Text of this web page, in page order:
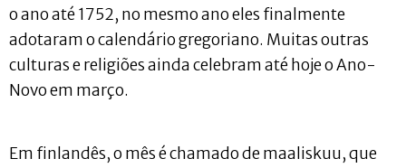
o ano até 1752, no mesmo ano eles finalmente
adotaram o calendário gregoriano. Muitas outras
culturas e religiões ainda celebram até hoje o Ano-
Novo em março.
Em finlandês, o mês é chamado de maaliskuu, que